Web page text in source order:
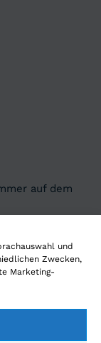
und
Zwecken,
Marketing-
auf dem